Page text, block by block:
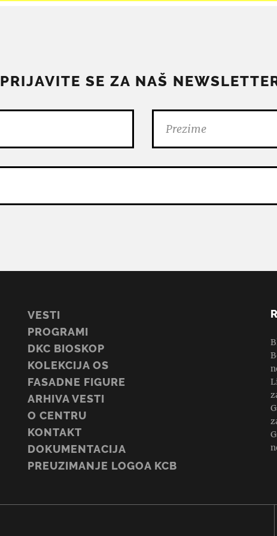
PRIJAVITE SE ZA NAŠ
VESTI
PROGRAMI
DKC BIOSKOP
KOLEKCIJA OS
FASADNE FIGURE
ARHIVA VESTI
O CENTRU
KONTAKT
DOKUMENTACIJA
PREUZIMANJE LOGOA KCB